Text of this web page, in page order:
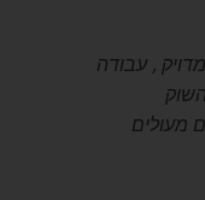
, עבודה
מעולים